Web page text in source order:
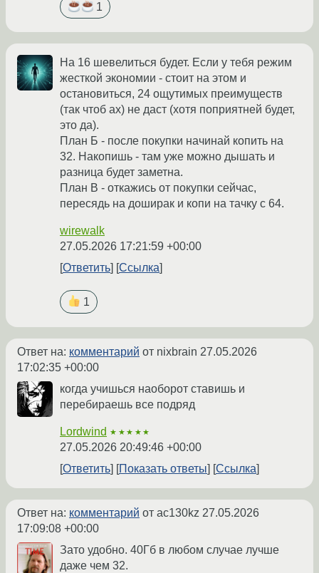
1
На 16 шевелиться будет. Если у тебя режим
жесткой экономии - стоит на этом и
остановиться, 24 ощутимых преимуществ
(так чтоб ах) не даст (хотя поприятней будет,
это да).
План Б - после покупки начинай копить на
32. Накопишь - там уже можно дышать и
разница будет заметна.
План В - откажись от покупки сейчас,
пересядь на доширак и копи на тачку с 64.
wirewalk
27.05.2026 17:21:59 +00:00
Ответить
Ссылка
1
Ответ на: комментарий от nixbrain 27.05.2026
17:02:35 +00:00
когда учишься наоборот ставишь и
перебираешь все подряд
Lordwind ★★★★★
27.05.2026 20:49:46 +00:00
Ответить
Показать ответы Ссылка
Ответ на: комментарий от ac130kz 27.05.2026
17:09:08 +00:00
Зато удобно. 40Гб в любом случае лучше
даже чем 32.